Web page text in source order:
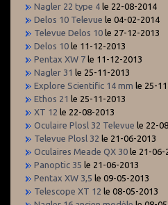
Nagler 22 type 4 le 22-08-2014
Delos 10 Televue le 04-02-2014
Televue Delos 10 le 27-12-2013
Delos 10 le 11-12-2013
Pentax XW 7 le 11-12-2013
Nagler 31 le 25-11-2013
Explore Scientific 14 mm le 25-
Ethos 21 le 25-11-2013
XT 12 le 22-08-2013
Oculaire Plosl 32 Televue le 22-
Televue Plosl 32 le 21-06-2013
Oculaires Meade QX 30 le 21-06-
Panoptic 35 le 21-06-2013
Pentax XW 3,5 le 09-05-2013
Telescope XT 12 le 08-05-2013